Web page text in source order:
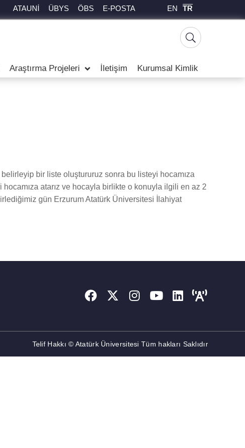
ATAUNİ ÜBYS ÖBS E-POSTA EN TR
Araştırma Projeleri İletişim Kurumsal Kimlik
bir liste oluştururuz sonra bu listeyi hocamıza
atarız ve hocayla birlikte o konuyla ilgili en az 2
gün Erzurum Atatürk Üniversitesi İlahiyat
Telif Hakkı © Atatürk Üniversitesi Tüm hakları Saklıdır